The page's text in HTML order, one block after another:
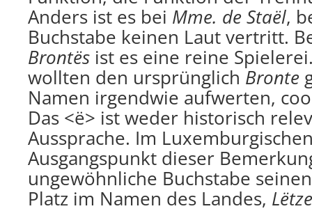
Anders ist es bei Mme. de Staël,
Buchstabe keinen Laut vertritt.
Brontës ist es eine reine
wollten den ursprünglich Bronte
Namen irgendwie aufwerten,
Das <ë> ist weder historisch
Aussprache. Im
Ausgangspunkt dieser
ungewöhnliche Buchstabe
Platz im Namen des Landes, Lë